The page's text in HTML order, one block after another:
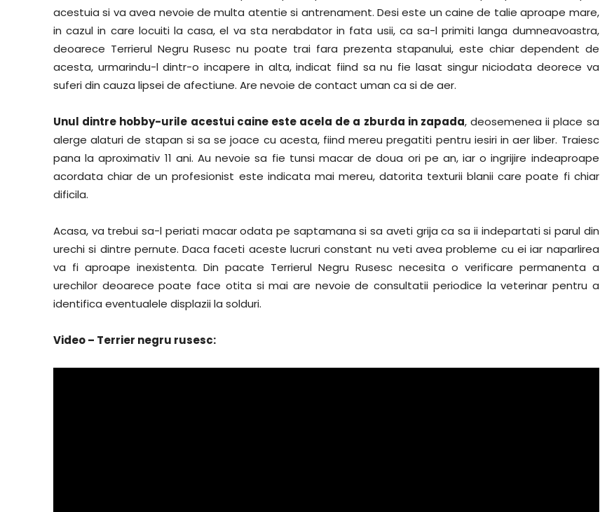
acestuia si va avea nevoie de multa atentie si antrenament. Desi este un caine de talie aproape mare,
in cazul in care locuiti la casa, el va sta nerabdator in fata usii, ca sa-l primiti langa dumneavoastra,
deoarece Terrierul Negru Rusesc nu poate trai fara prezenta stapanului, este chiar dependent de
acesta, urmarindu-l dintr-o incapere in alta, indicat fiind sa nu fie lasat singur niciodata deorece va
suferi din cauza lipsei de afectiune. Are nevoie de contact uman ca si de aer.
Unul dintre hobby-urile acestui caine este acela de a zburda in zapada, deosemenea ii place sa
alerge alaturi de stapan si sa se joace cu acesta, fiind mereu pregatiti pentru iesiri in aer liber. Traiesc
pana la aproximativ 11 ani. Au nevoie sa fie tunsi macar de doua ori pe an, iar o ingrijire indeaproape
acordata chiar de un profesionist este indicata mai mereu, datorita texturii blanii care poate fi chiar
dificila.
Acasa, va trebui sa-l periati macar odata pe saptamana si sa aveti grija ca sa ii indepartati si parul din
urechi si dintre pernute. Daca faceti aceste lucruri constant nu veti avea probleme cu ei iar naparlirea
va fi aproape inexistenta. Din pacate Terrierul Negru Rusesc necesita o verificare permanenta a
urechilor deoarece poate face otita si mai are nevoie de consultatii periodice la veterinar pentru a
identifica eventualele displazii la solduri.
Video – Terrier negru rusesc: